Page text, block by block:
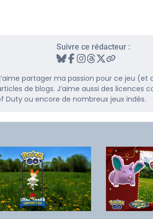
Suivre ce rédacteur :
partager ma passion pour ce jeu (et
de blogs. J’aime aussi des licences
Duty ou encore de nombreux jeux indés.